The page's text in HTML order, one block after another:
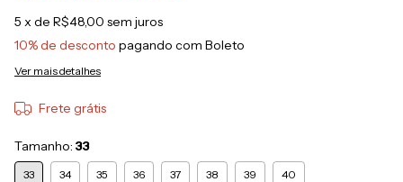
5 x de R$48,00 sem juros
10% de desconto pagando com Boleto
Ver mais detalhes
Frete grátis
Tamanho: 33
33 34 35 36 37 38 39 40